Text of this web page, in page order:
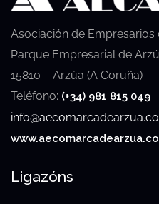
Asociación de
Parque Empresarial de
15810 – Arzúa (A Coruña)
Teléfono: (+34) 981 815 049
Ligazóns